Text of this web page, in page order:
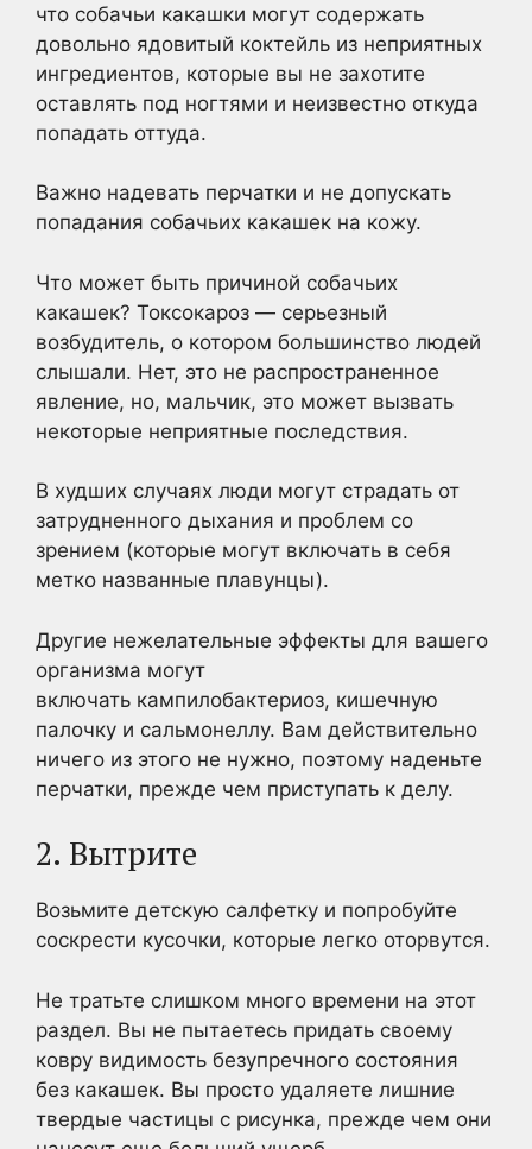
что собачьи какашки могут содержать
довольно ядовитый коктейль из неприятных
ингредиентов, которые вы не захотите
оставлять под ногтями и неизвестно откуда
попадать оттуда.
Важно надевать перчатки и не допускать
попадания собачьих какашек на кожу.
Что может быть причиной собачьих
какашек? Токсокароз — серьезный
возбудитель, о котором большинство людей
слышали. Нет, это не распространенное
явление, но, мальчик, это может вызвать
некоторые неприятные последствия.
В худших случаях люди могут страдать от
затрудненного дыхания и проблем со
зрением (которые могут включать в себя
метко названные плавунцы).
Другие нежелательные эффекты для вашего
организма могут
включать кампилобактериоз, кишечную
палочку и сальмонеллу. Вам действительно
ничего из этого не нужно, поэтому наденьте
перчатки, прежде чем приступать к делу.
2. Вытрите
Возьмите детскую салфетку и попробуйте
соскрести кусочки, которые легко оторвутся.
Не тратьте слишком много времени на этот
раздел. Вы не пытаетесь придать своему
ковру видимость безупречного состояния
без какашек. Вы просто удаляете лишние
твердые частицы с рисунка, прежде чем они